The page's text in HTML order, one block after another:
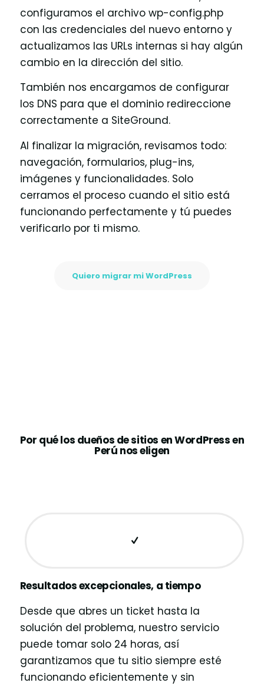
configuramos el archivo wp-config.php
con las credenciales del nuevo entorno y
actualizamos las URLs internas si hay algún
cambio en la dirección del sitio.
También nos encargamos de configurar
los DNS para que el dominio redireccione
correctamente a SiteGround.
Al finalizar la migración, revisamos todo:
navegación, formularios, plug-ins,
imágenes y funcionalidades. Solo
cerramos el proceso cuando el sitio está
funcionando perfectamente y tú puedes
verificarlo por ti mismo.
Quiero migrar mi WordPress
Por qué los dueños de sitios en WordPress en
Perú nos eligen
Resultados excepcionales, a tiempo
Desde que abres un ticket hasta la
solución del problema, nuestro servicio
puede tomar solo 24 horas, así
garantizamos que tu sitio siempre esté
funcionando eficientemente y sin